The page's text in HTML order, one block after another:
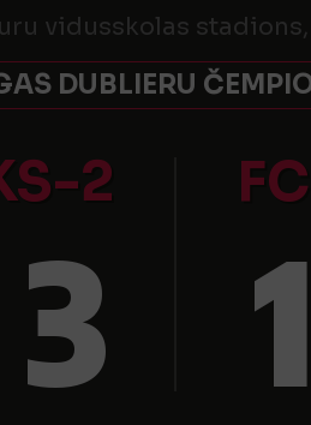
vidusskolas
DUBLIERU
2
3 1